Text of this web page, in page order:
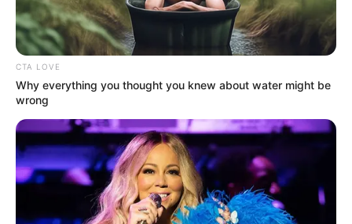
CTA LOVE
Why everything you thought you knew about water might be
wrong